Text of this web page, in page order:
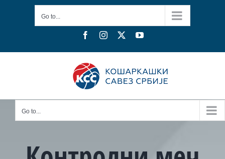
Go to...
FacebookInstagram YouTube
Go to...